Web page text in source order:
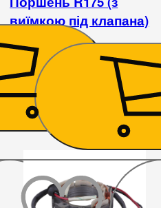
виїмкою під клапана)
265₴
До